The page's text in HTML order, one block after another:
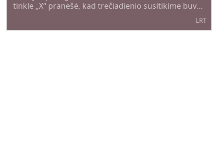
tinkle „X“ pranešė, kad trečiadienio susitikime buvo
LRT